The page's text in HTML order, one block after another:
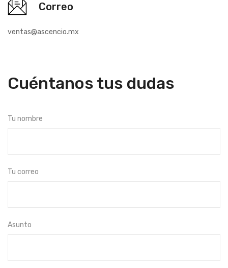
Correo
ventas@ascencio.mx
Cuéntanos tus dudas
Tu nombre
Tu correo
Asunto